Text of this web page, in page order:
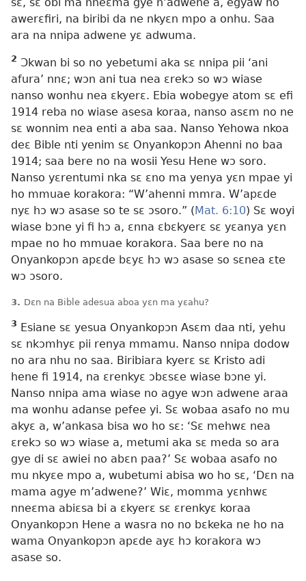
awerɛfiri, na biribi da ne nkyɛn mpo a onhu. Saa
ara na nnipa adwene yɛ adwuma.
2 Ɔkwan bi so no yebetumi aka sɛ nnipa pii ‘ani
afura’ nnɛ; wɔn ani tua nea ɛrekɔ so wɔ wiase
nanso wonhu nea ɛkyerɛ. Ebia wobegye atom sɛ efi
1914 reba no wiase asesa koraa, nanso asɛm no ne
sɛ wonnim nea enti a aba saa. Nanso Yehowa nkoa
deɛ Bible nti yenim sɛ Onyankopɔn Ahenni no baa
1914; saa bere no na wosii Yesu Hene wɔ soro.
Nanso yɛrentumi nka sɛ ɛno ma yenya yɛn mpae yi
ho mmuae korakora: “W’ahenni mmra. W’apɛde
nyɛ hɔ wɔ asase so te sɛ ɔsoro.” (Mat. 6:10) Sɛ woyi
wiase bɔne yi fi hɔ a, ɛnna ɛbɛkyerɛ sɛ yɛanya yɛn
mpae no ho mmuae korakora. Saa bere no na
Onyankopɔn apɛde bɛyɛ hɔ wɔ asase so sɛnea ɛte
wɔ ɔsoro.
3. Dɛn na Bible adesua aboa yɛn ma yɛahu?
3 Esiane sɛ yesua Onyankopɔn Asɛm daa nti, yehu
sɛ nkɔmhyɛ pii renya mmamu. Nanso nnipa dodow
no ara nhu no saa. Biribiara kyerɛ sɛ Kristo adi
hene fi 1914, na ɛrenkyɛ ɔbɛsɛe wiase bɔne yi.
Nanso nnipa ama wiase no agye wɔn adwene araa
ma wonhu adanse pefee yi. Sɛ wobaa asafo no mu
akyɛ a, w’ankasa bisa wo ho sɛ: ‘Sɛ mehwɛ nea
ɛrekɔ so wɔ wiase a, metumi aka sɛ meda so ara
gye di sɛ awiei no abɛn paa?’ Sɛ wobaa asafo no
mu nkyɛe mpo a, wubetumi abisa wo ho sɛ, ‘Dɛn na
mama agye m’adwene?’ Wiɛ, momma yɛnhwɛ
nneɛma abiɛsa bi a ɛkyerɛ sɛ ɛrenkyɛ koraa
Onyankopɔn Hene a wasra no no bɛkeka ne ho na
wama Onyankopɔn apɛde ayɛ hɔ korakora wɔ
asase so.